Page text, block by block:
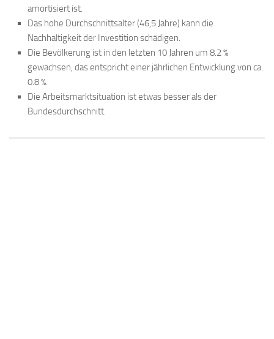
amortisiert ist.
Das hohe Durchschnittsalter (46,5 Jahre) kann die
Nachhaltigkeit der Investition schädigen.
Die Bevölkerung ist in den letzten 10 Jahren um 8.2 %
gewachsen, das entspricht einer jährlichen Entwicklung von ca.
0.8 %.
Die Arbeitsmarktsituation ist etwas besser als der
Bundesdurchschnitt.